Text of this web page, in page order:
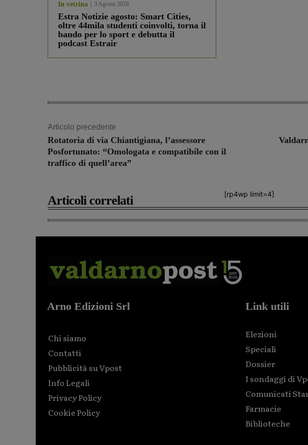
In vetrina 3 Agosto 2026
Estra Notizie agosto: Smart Cities,
oltre 44mila studenti coinvolti, torna il
bando per lo sport e debutta il
podcast Estrair
Articolo precedente
Rotatoria di via Chiantigiana, l’assessore
Posfortunato: “Omologata e compatibile con il
traffico di quell’area”
[rp4wp limit=4]
Articoli correlati
Arno Edizioni Srl
Chi siamo
Contatti
Pubblicità su Vpost
Info Legali
Privacy Policy
Cookie Policy
Link utili
Elezioni
Speciali
Dossier
I sondaggi di
Comunicati
Farmacie
Biblioteche